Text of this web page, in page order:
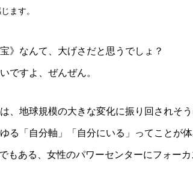
ます。
宝》なんて、大げさだと思うでしょ？
ですよ、ぜんぜん。
、地球規模の大きな変化に振り回されそ
る「自分軸」「自分にいる」ってことが体
もある、女性のパワーセンターにフォーカ